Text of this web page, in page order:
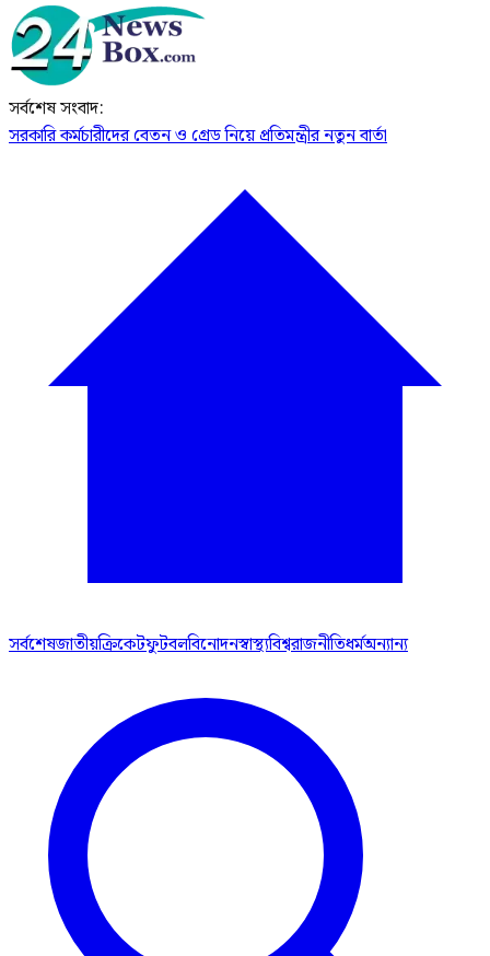
সর্বশেষ সংবাদ:
সরকারি কর্মচারীদের বেতন ও গ্রেড নিয়ে প্রতিমন্ত্রীর নতুন বার্তা
সর্বশেষজাতীয়ক্রিকেটফুটবলবিনোদনস্বাস্থ্যবিশ্বরাজনীতিধর্মঅন্যান্য